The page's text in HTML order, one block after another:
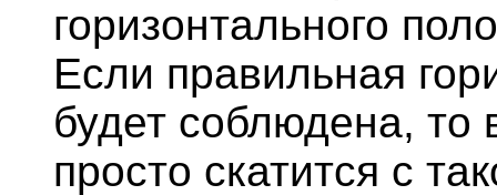
горизонтального
Если правильная
будет соблюдена, то
просто скатится с